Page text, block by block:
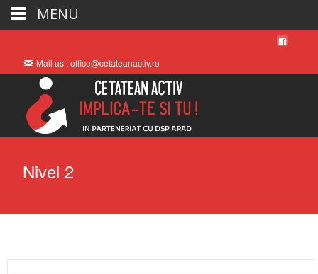
Mail us : office@cetateanactiv.ro
Nivel 2
MENU